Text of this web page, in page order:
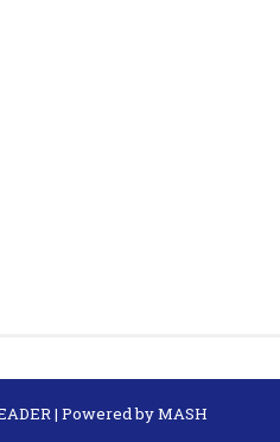
| Powered byMASH